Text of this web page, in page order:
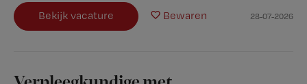
Bekijk vacature Bewaren 28-07-2026